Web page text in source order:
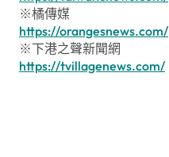
※橘傳媒
https://orangesnews.com/
※下港之聲新聞網
https://tvillagenews.com/